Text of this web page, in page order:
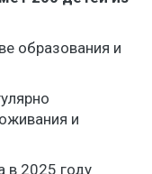
образования и
и
в 2025 году